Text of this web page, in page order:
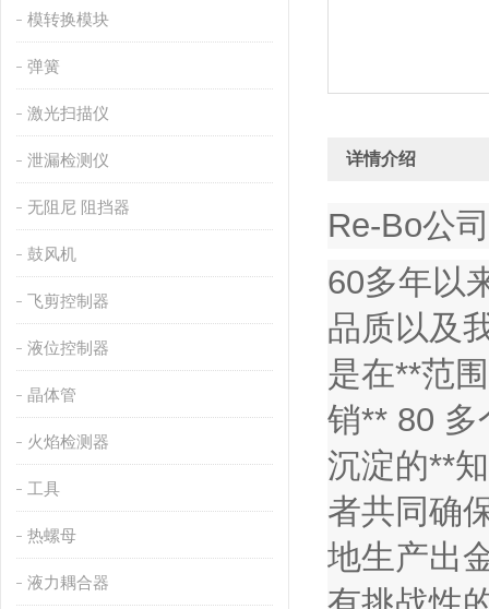
模转换模块
弹簧
激光扫描仪
泄漏检测仪
无阻尼 阻挡器
鼓风机
飞剪控制器
液位控制器
晶体管
火焰检测器
工具
热螺母
液力耦合器
详情介绍
Re-Bo公
60多年以
品质以及
是在**范
销** 80 多
沉淀的**
者共同确
地生产出